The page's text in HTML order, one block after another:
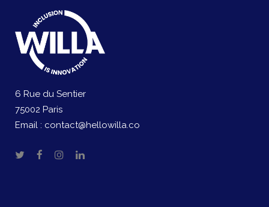
6 Rue du Sentier
75002 Paris
Email : contact@hellowilla.co